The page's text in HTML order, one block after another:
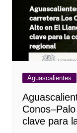
Aguascalientes
clave para